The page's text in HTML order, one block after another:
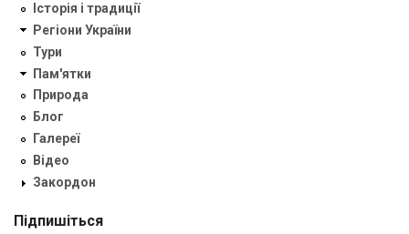
Історія і традиції
Регіони України
Тури
Пам'ятки
Природа
Блог
Галереї
Відео
Закордон
Підпишіться